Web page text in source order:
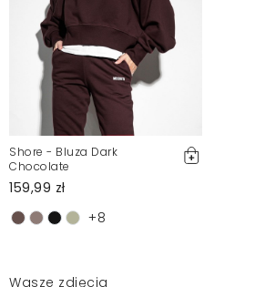
Shore - Bluza Dark
Chocolate
159,99 zł
+8
Wasze zdjęcia